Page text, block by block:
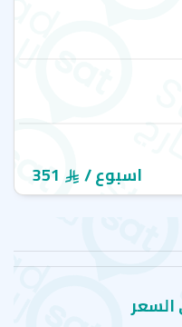
(
تمنحها الجهات
واللغوي في فرنسا.
معهد إيتوال للغات
يد مدرسين متخصصين
تعليم الفرنسية كلغة
الفعالة للطالب.
المرجعي الموحد
طالب.
رحلات، ورش عمل،
351
/ اسبوع
السعر